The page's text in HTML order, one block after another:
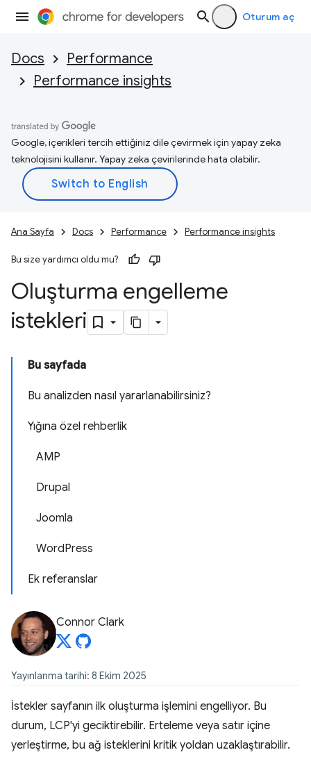
Oturum aç
Docs
Performance
Performance insights
Google, içerikleri tercih ettiğiniz dile çevirmek için yapay zeka
teknolojisini kullanır. Yapay zeka çevirilerinde hata olabilir.
Ana Sayfa Docs Performance Performance insights
Bu size yardımcı oldu mu?
Oluşturma engelleme
istekleri
Bu sayfada
Bu analizden nasıl yararlanabilirsiniz?
Yığına özel rehberlik
AMP
Drupal
Joomla
WordPress
Ek referanslar
Connor Clark
Yayınlanma tarihi: 8 Ekim 2025
İstekler sayfanın ilk oluşturma işlemini engelliyor. Bu
durum, LCP'yi geciktirebilir. Erteleme veya satır içine
yerleştirme, bu ağ isteklerini kritik yoldan uzaklaştırabilir.